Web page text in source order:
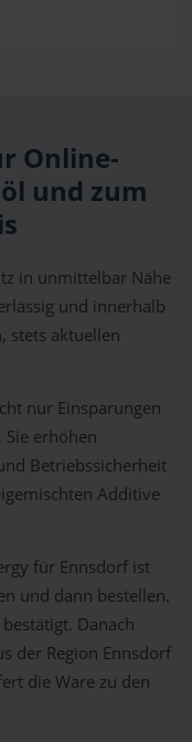
Online-
und zum
in unmittelbar Nähe
und innerhalb
stets aktuellen
nur Einsparungen
erhöhen
Betriebssicherheit
Additive
für Ennsdorf ist
und dann bestellen.
Danach
der Region Ennsdorf
die Ware zu den